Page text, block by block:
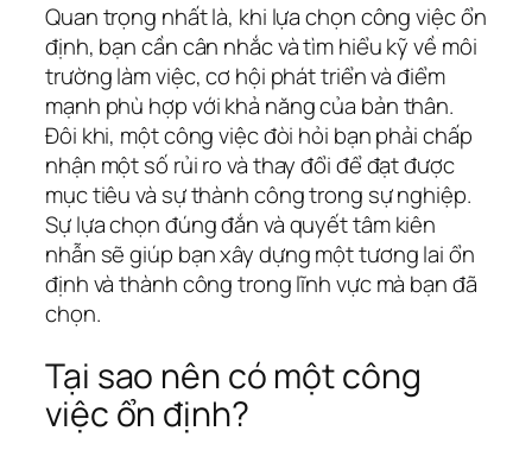
Quan trọng nhất là, khi lựa chọn công việc ổn
định, bạn cần cân nhắc và tìm hiểu kỹ về môi
trường làm việc, cơ hội phát triển và điểm
mạnh phù hợp với khả năng của bản thân.
Đôi khi, một công việc đòi hỏi bạn phải chấp
nhận một số rủi ro và thay đổi để đạt được
mục tiêu và sự thành công trong sự nghiệp.
Sự lựa chọn đúng đắn và quyết tâm kiên
nhẫn sẽ giúp bạn xây dựng một tương lai ổn
định và thành công trong lĩnh vực mà bạn đã
chọn.
Tại sao nên có một công
việc ổn định?